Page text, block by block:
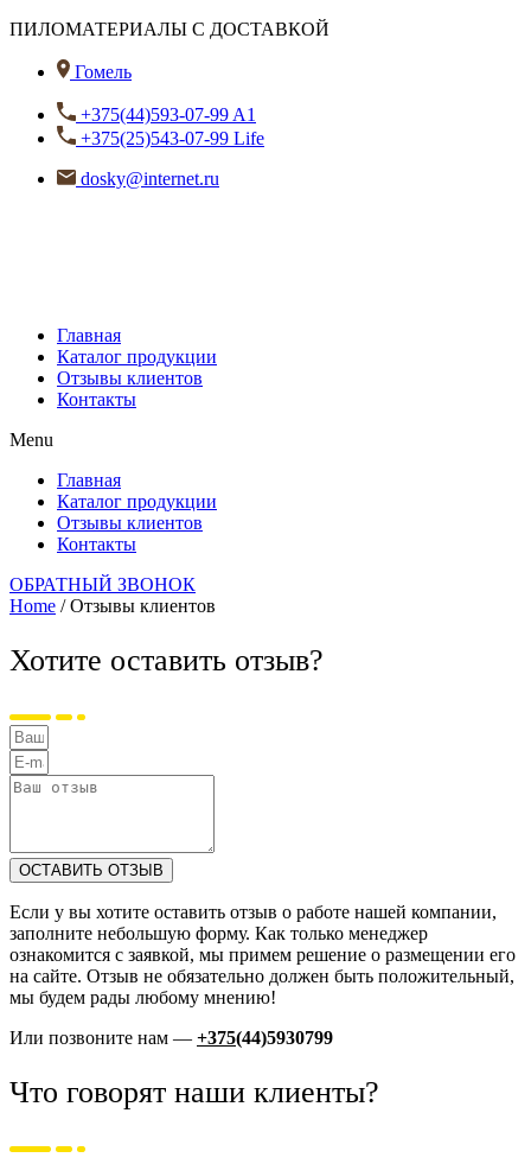
ПИЛОМАТЕРИАЛЫ С ДОСТАВКОЙ
Гомель
+375(44)593-07-99 A1
+375(25)543-07-99 Life
dosky@internet.ru
Главная
Каталог продукции
Отзывы клиентов
Контакты
Menu
Главная
Каталог продукции
Отзывы клиентов
Контакты
ОБРАТНЫЙ ЗВОНОК
Home / Отзывы клиентов
Хотите оставить отзыв?
ОСТАВИТЬ ОТЗЫВ
Если у вы хотите оставить отзыв о работе нашей компании,
заполните небольшую форму. Как только менеджер
ознакомится с заявкой, мы примем решение о размещении его
на сайте. Отзыв не обязательно должен быть положительный,
мы будем рады любому мнению!
Или позвоните нам — +375(44)5930799
Что говорят наши клиенты?